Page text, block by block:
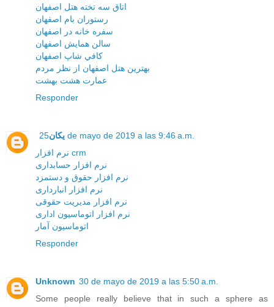
اتاق سه تخته هتل اصفهان
رستوران بام اصفهان
سفره خانه در اصفهان
سالن همايش اصفهان
کافي شاپ اصفهان
بهترين هتل اصفهان از نظر مردم
عمارت هشت بهشت
Responder
یکان 25 de mayo de 2019 a las 9:46 a.m.
نرم افزار crm
نرم افزار حسابداری
نرم افزار حقوق و دستمزد
نرم افزار انبارداری
نرم افزار مديريت حقوقی
نرم افزار اتوماسيون اداری
اتوماسيون آمار
Responder
Unknown 30 de mayo de 2019 a las 5:50 a.m.
Some people really believe that in such a sphere as